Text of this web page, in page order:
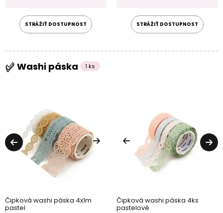
STRÁŽIŤ DOSTUPNOST STRÁŽIŤ DOSTUPNOST
Washi páska 1 ks
Čipková washi páska 4x1m
pastel
Čipková washi páska 4ks
pastelové